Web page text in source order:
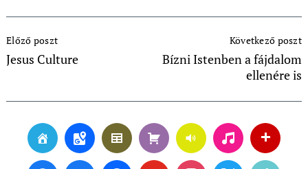
Navigation
Előző poszt
Jesus Culture
Következő poszt
Bízni Istenben a fájdalom
ellenére is